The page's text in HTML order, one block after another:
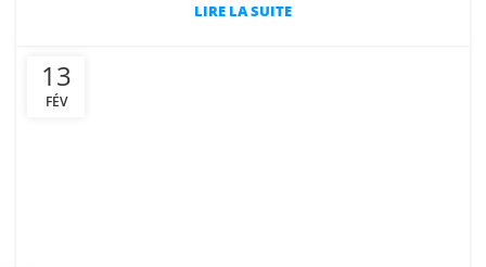
LIRE LA SUITE
13
FÉV